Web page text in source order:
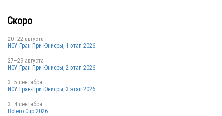
Скоро
20–22 августа
ИСУ Гран-При Юниоры, 1 этап 2026
27–29 августа
ИСУ Гран-При Юниоры, 2 этап 2026
3–5 сентября
ИСУ Гран-При Юниоры, 3 этап 2026
3–4 сентября
Bolero Cup 2026